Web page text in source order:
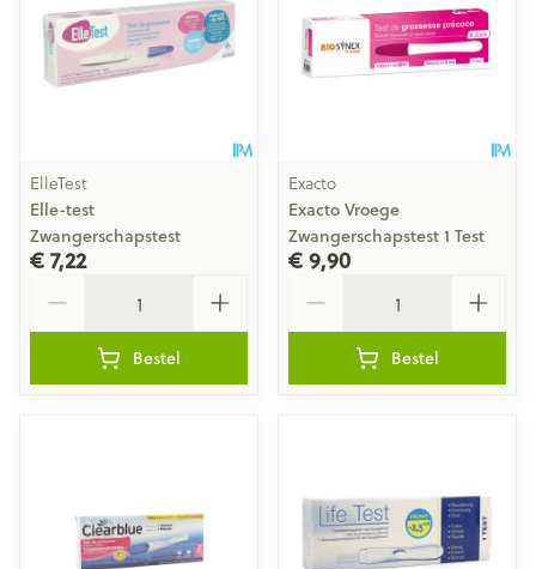
ElleTest
Elle-test
Zwangerschapstest
€ 7,22
Bestel
Exacto
Exacto Vroege
Zwangerschapstest 1 Test
€ 9,90
Bestel